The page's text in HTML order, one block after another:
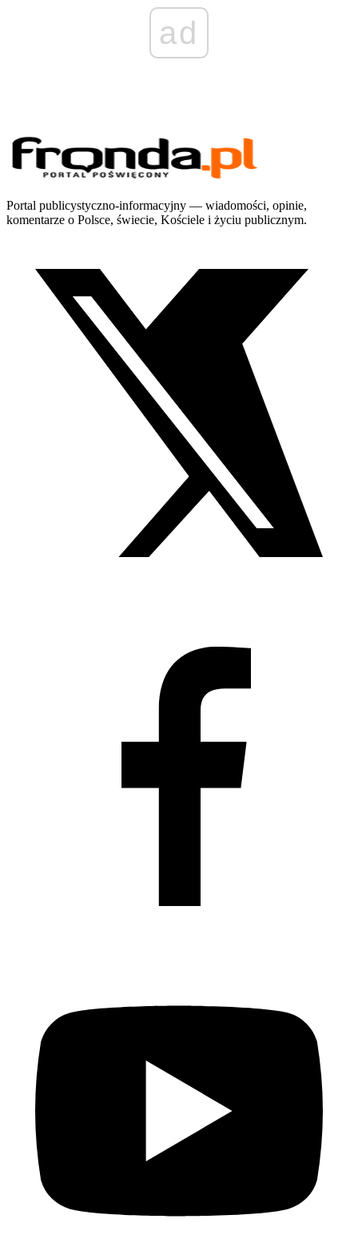
ad
Portal publicystyczno-informacyjny — wiadomości, opinie,
komentarze o Polsce, świecie, Kościele i życiu publicznym.